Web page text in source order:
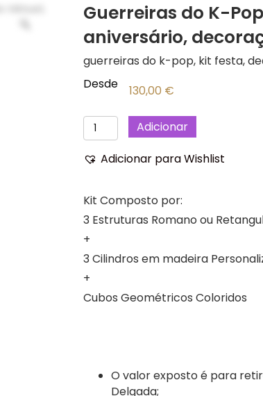
Guerreiras do K-
aniversário,
guerreiras do k-pop, kit festa,
Desde
130,00 €
Quantidade
de
Guerreiras
Pop
3
Painéis
+
Casadinho,
Kit
festa,
Adicionar
Adicionar para Wishlist
Kit Composto por:
3 Estruturas Romano ou
+
3 Cilindros em madeira
+
Cubos Geométricos Coloridos
O valor exposto é para
Delgada;